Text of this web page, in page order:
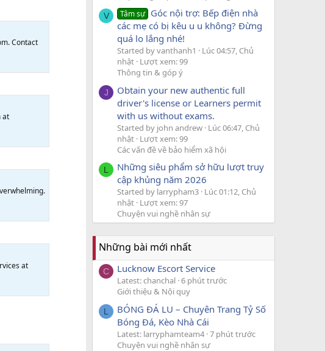
Contact
at
at
V Tâm sự Góc nội trợ: Bếp điện nhà
các mẹ có bị kêu u u không? Đừng
quá lo lắng nhé!
Started by vanthanh1
Lúc 04:57, Chủ
nhật Lượt xem: 99
Thông tin & góp ý
J
Obtain your new authentic full
driver's license or Learners permit
with us without exams.
Started by john andrew Lúc 06:47, Chủ
nhật Lượt xem: 99
Các vấn đề về bảo hiểm xã hội
L
Những siêu phẩm sở hữu lượt truy
cập khủng năm 2026
Started by larrypham3 Lúc 01:12, Chủ
nhật Lượt xem: 97
Chuyện vui nghề nhân sự
Những bài mới nhất
C Lucknow Escort Service
Latest: chanchal 6 phút trước
Giới thiệu & Nội quy
L
BÓNG ĐÁ LU – Chuyên Trang Tỷ Số
Bóng Đá, Kèo Nhà Cái
Latest: larryphamteam4 7 phút trước
Chuyện vui nghề nhân sự